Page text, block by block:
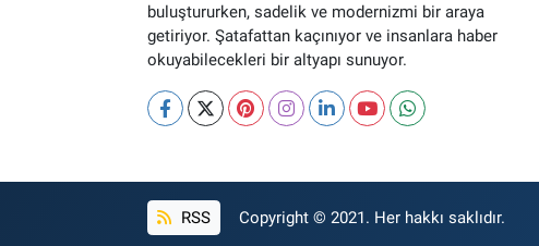
buluştururken, sadelik ve modernizmi bir araya
getiriyor. Şatafattan kaçınıyor ve insanlara haber
okuyabilecekleri bir altyapı sunuyor.
RSS Copyright © 2021. Her hakkı saklıdır.